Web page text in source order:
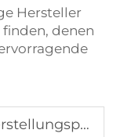
Hersteller
denen
Verbundplatten